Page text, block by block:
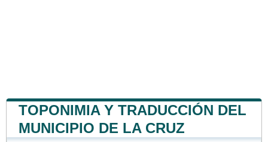
TOPONIMIA Y TRADUCCIÓN DEL
MUNICIPIO DE LA CRUZ